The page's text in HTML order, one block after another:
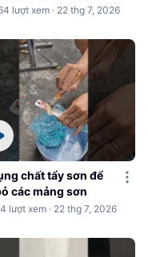
lượt xem · 22 thg 7, 2026
chất tẩy sơn để
các mảng sơn
lượt xem · 22 thg 7, 2026